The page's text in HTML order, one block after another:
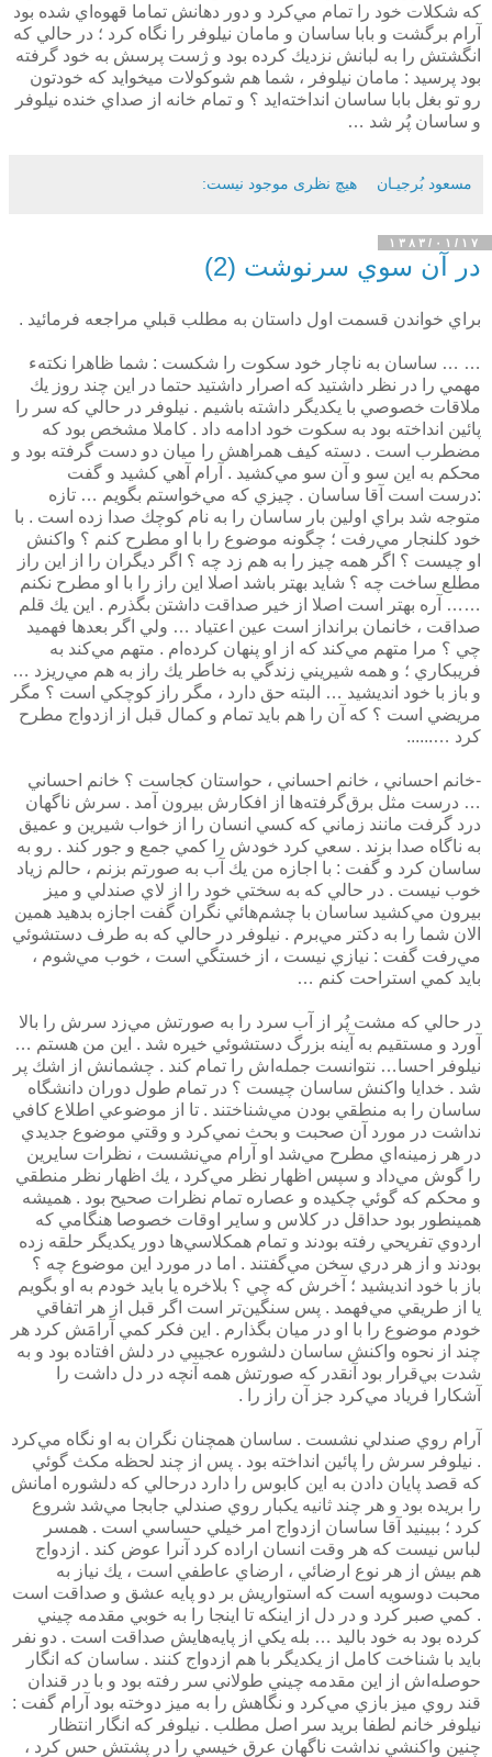
كه شكلات خود را تمام مي‌كرد و دور دهانش تماما قهوه‌اي شده بود
آرام برگشت و بابا ساسان و مامان نيلوفر را نگاه كرد ؛ در حالي كه
انگشتش را به لبانش نزديك كرده بود و ژست پرسش به خود گرفته
بود پرسيد : مامان نيلوفر ،‌ شما هم شوكولات ميخوايد كه خودتون
رو تو بغل بابا ساسان انداخته‌ايد ؟ و تمام خانه از صداي خنده نيلوفر
و ساسان پُر شد …
مسعود بُرجيـان هیچ نظری موجود نیست:
۱۳۸۳/۰۱/۱۷
در آن سوي سرنوشت (2)
براي خواندن قسمت اول داستان به مطلب قبلي مراجعه فرمائيد .
… … ساسان به ناچار خود سكوت را شكست : شما ظاهرا نكته‌ء
مهمي را در نظر داشتيد كه اصرار داشتيد حتما در اين چند روز يك
ملاقات خصوصي با يكديگر داشته باشيم . نيلوفر در حالي كه سر را
پائين انداخته بود به سكوت خود ادامه داد . كاملا مشخص بود كه
مضطرب است . دسته كيف همراهش را ميان دو دست گرفته بود و
محكم به اين سو و آن سو مي‌كشيد . آرام آهي كشيد و گفت
:‌درست است آقا ساسان . چيزي كه مي‌خواستم بگويم … تازه
متوجه شد براي اولين بار ساسان را به نام كوچك صدا زده است . با
خود كلنجار مي‌رفت ؛ چگونه موضوع را با او مطرح كنم ؟‌ واكنش
او چيست ؟ اگر همه چيز را به هم زد چه ؟ اگر ديگران را از اين راز
مطلع ساخت چه ؟ شايد بهتر باشد اصلا اين راز را با او مطرح نكنم
…… آره بهتر است اصلا از خير صداقت داشتن بگذرم . اين يك قلم
صداقت ، خانمان برانداز است عين اعتياد … ولي اگر بعدها فهميد
چي ؟ مرا متهم مي‌كند كه از او پنهان كرده‌ام . متهم مي‌كند به
فريبكاري ؛ و همه شيريني زندگي به خاطر يك راز به هم مي‌ريزد …
و باز با خود انديشيد … البته حق دارد ، مگر راز كوچكي است ؟ مگر
مريضي است ؟ كه آن را هم بايد تمام و كمال قبل از ازدواج مطرح
كرد …......
-خانم احساني ، خانم احساني ، حواستان كجاست ؟ خانم احساني
… درست مثل برق‌گرفته‌ها از افكارش بيرون آمد . سرش ناگهان
درد گرفت مانند زماني كه كسي انسان را از خواب شيرين و عميق
به ناگاه صدا بزند . سعي كرد خودش را كمي جمع و جور كند . رو به
ساسان كرد و گفت : با اجازه من يك آب به صورتم بزنم ، حالم زياد
خوب نيست . در حالي كه به سختي خود را از لاي صندلي و ميز
بيرون مي‌كشيد ساسان با چشم‌هائي نگران گفت اجازه بدهيد همين
الان شما را به دكتر مي‌برم . نيلوفر در حالي كه به طرف دستشوئي
مي‌رفت گفت : نيازي نيست ، از خستگي است ، خوب مي‌شوم ،
بايد كمي استراحت كنم …
در حالي كه مشت پُر از آب سرد را به صورتش مي‌زد سرش را بالا
آورد و مستقيم به آينه بزرگ دستشوئي خيره شد . اين من هستم …
نيلوفر احسا… نتوانست جمله‌اش را تمام كند . چشمانش از اشك پر
شد . خدايا واكنش ساسان چيست ؟ در تمام طول دوران دانشگاه
ساسان را به منطقي بودن مي‌شناختند . تا از موضوعي اطلاع كافي
نداشت در مورد آن صحبت و بحث نمي‌كرد و وقتي موضوع جديدي
در هر زمينه‌اي مطرح مي‌شد او آرام مي‌نشست ، نظرات سايرين
را گوش مي‌داد و سپس اظهار نظر مي‌كرد ، يك اظهار نظر منطقي
و محكم كه گوئي چكيده و عصاره تمام نظرات صحيح بود . هميشه
همينطور بود حداقل در كلاس و ساير اوقات خصوصا هنگامي كه
اردوي تفريحي رفته بودند و تمام همكلاسي‌ها دور يكديگر حلقه زده
بودند و از هر دري سخن مي‌گفتند . اما در مورد اين موضوع چه ؟
باز با خود انديشيد ؛ آخرش كه چي ؟ بلاخره يا بايد خودم به او بگويم
يا از طريقي مي‌فهمد . پس سنگين‌تر است اگر قبل از هر اتفاقي
خودم موضوع را با او در ميان بگذارم . اين فكر كمي آرامَش كرد هر
چند از نحوه واكنش ساسان دلشوره عجيبي در دلش افتاده بود و به
شدت بي‌قرار بود آنقدر كه صورتش همه آنچه در دل داشت را
آشكارا فرياد مي‌كرد جز آن راز را .
آرام روي صندلي نشست . ساسان همچنان نگران به او نگاه مي‌كرد
. نيلوفر سرش را پائين انداخته بود . پس از چند لحظه مكث گوئي
كه قصد پايان دادن به اين كابوس را دارد درحالي كه دلشوره امانش
را بريده بود و هر چند ثانيه يكبار روي صندلي جابجا مي‌شد شروع
كرد ؛ ببينيد آقا ساسان ازدواج امر خيلي حساسي است . همسر
لباس نيست كه هر وقت انسان اراده كرد آنرا عوض كند . ازدواج
هم بيش از هر نوع ارضائي ، ارضاي عاطفي است ، يك نياز به
محبت دوسويه است كه استواريش بر دو پايه عشق و صداقت است
. كمي صبر كرد و در دل از اينكه تا اينجا را به خوبي مقدمه چيني
كرده بود به خود باليد … بله يكي از پايه‌هايش صداقت است . دو نفر
بايد با شناخت كامل از يكديگر با هم ازدواج كنند . ساسان كه انگار
حوصله‌اش از اين مقدمه چيني طولاني سر رفته بود و با در قندان
قند روي ميز بازي مي‌كرد و نگاهش را به ميز دوخته بود آرام گفت :
نيلوفر خانم لطفا بريد سر اصل مطلب . نيلوفر كه انگار انتظار
چنين واكنشي نداشت ناگهان عرق خيسي را در پشتش حس كرد ،